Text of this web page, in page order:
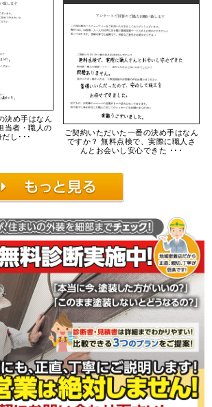
決め手はなん
者・職人の
し･･･
ご契約いただいた一番の決め手はなん
ですか？ 無料点検で、実際に職人さ
んとお会いし安心できた ･･･